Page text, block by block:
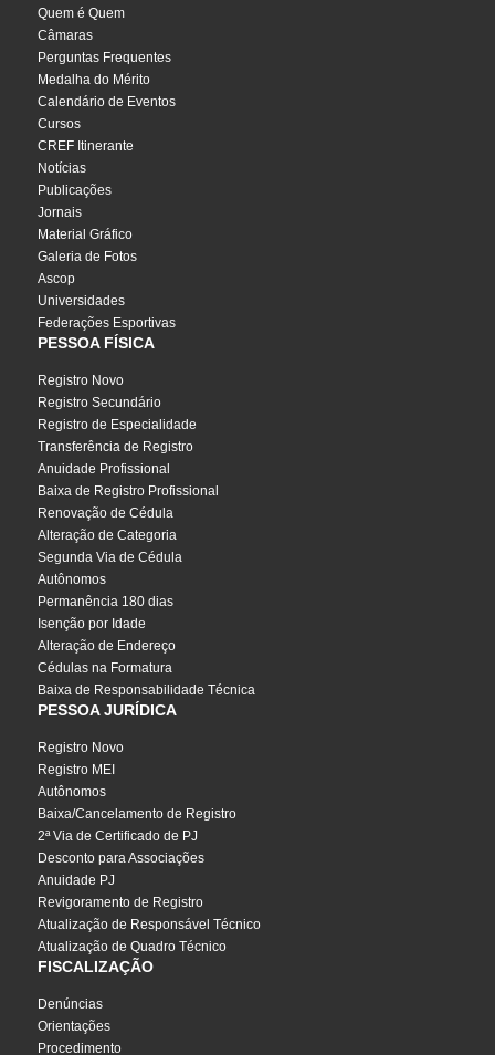
Quem é Quem
Câmaras
Perguntas Frequentes
Medalha do Mérito
Calendário de Eventos
Cursos
CREF Itinerante
Notícias
Publicações
Jornais
Material Gráfico
Galeria de Fotos
Ascop
Universidades
Federações Esportivas
PESSOA FÍSICA
Registro Novo
Registro Secundário
Registro de Especialidade
Transferência de Registro
Anuidade Profissional
Baixa de Registro Profissional
Renovação de Cédula
Alteração de Categoria
Segunda Via de Cédula
Autônomos
Permanência 180 dias
Isenção por Idade
Alteração de Endereço
Cédulas na Formatura
Baixa de Responsabilidade Técnica
PESSOA JURÍDICA
Registro Novo
Registro MEI
Autônomos
Baixa/Cancelamento de Registro
2ª Via de Certificado de PJ
Desconto para Associações
Anuidade PJ
Revigoramento de Registro
Atualização de Responsável Técnico
Atualização de Quadro Técnico
FISCALIZAÇÃO
Denúncias
Orientações
Procedimento